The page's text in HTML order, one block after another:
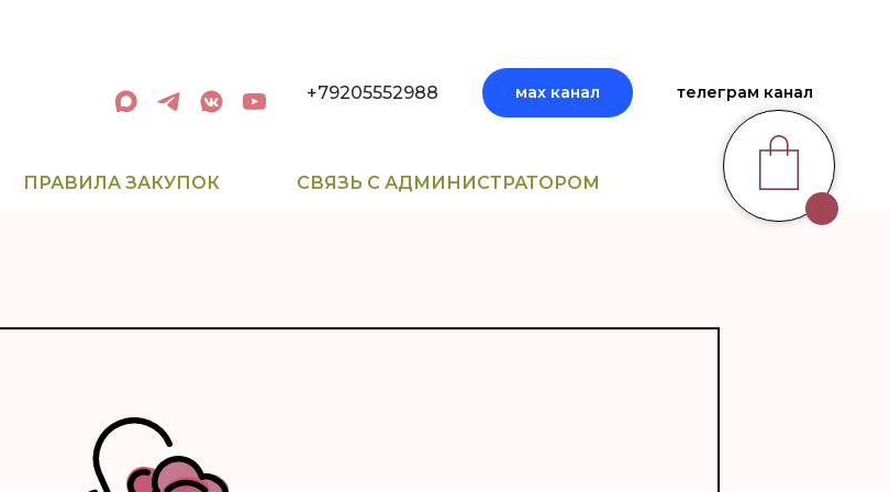
+79205552988 мах канал телеграм канал
ПРАВИЛА ЗАКУПОК СВЯЗЬ С АДМИНИСТРАТОРОМ